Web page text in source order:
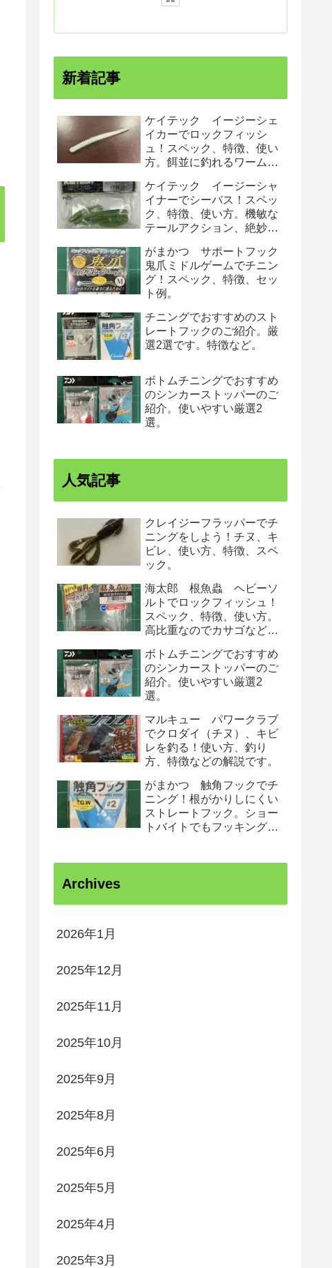
新着記事
ケイテック イージーシェ
イカーでロックフィッシ
ュ！スペック、特徴、使い
方。餌並に釣れるワームで
ケイテック イージーシャ
イナーでシーバス！スペッ
ク、特徴、使い方。機敏な
テールアクション、絶妙な
ルする！
がまかつ サポートフック
鬼爪ミドルゲームでチニン
グ！スペック、特徴、セッ
ト例。
チニングでおすすめのスト
レートフックのご紹介。厳
選2選です。特徴など。
ボトムチニングでおすすめ
のシンカーストッパーのご
紹介。使いやすい厳選2
選。
人気記事
クレイジーフラッパーでチ
ニングをしよう！チヌ、キ
ビレ、使い方、特徴、スペ
ック。
海太郎 根魚蟲 ヘビーソ
ルトでロックフィッシュ！
スペック、特徴、使い方。
高比重なのでカサゴなど根
根がかりしにくいです。
ボトムチニングでおすすめ
のシンカーストッパーのご
紹介。使いやすい厳選2
選。
マルキュー パワークラブ
でクロダイ（チヌ）、キビ
レを釣る！使い方、釣り
方、特徴などの解説です。
がまかつ 触角フックでチ
ニング！根がかりしにくい
ストレートフック。ショー
トバイトでもフッキングが
Archives
2026年1月
2025年12月
2025年11月
2025年10月
2025年9月
2025年8月
2025年6月
2025年5月
2025年4月
2025年3月